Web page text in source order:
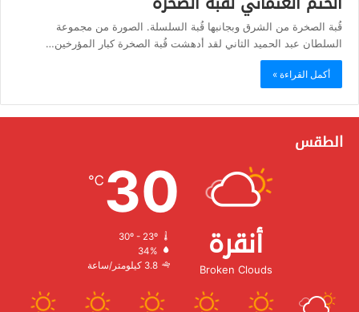
قُبة الصخرة من الشرق وبجانبها قُبة السلسلة. الصورة من مجموعة
السلطان عبد الحميد الثاني لقد أدهشت قُبة الصخرة كبار المؤرخين…
أكمل القراءة »
الطقس
أنقرة
Broken Clouds
30
℃
30º - 23º
الرطوبة:
الرياح:3.8 كيلومتر/ساعة